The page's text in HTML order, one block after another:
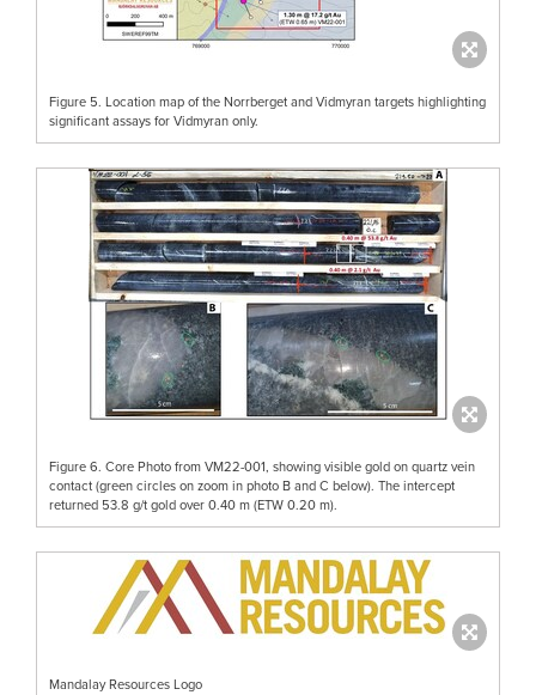
Figure 5. Location map of the Norrberget and Vidmyran targets highlighting
significant assays for Vidmyran only.
Figure 6. Core Photo from VM22-001, showing visible gold on quartz vein
contact (green circles on zoom in photo B and C below). The intercept
returned 53.8 g/t gold over 0.40 m (ETW 0.20 m).
Mandalay Resources Logo